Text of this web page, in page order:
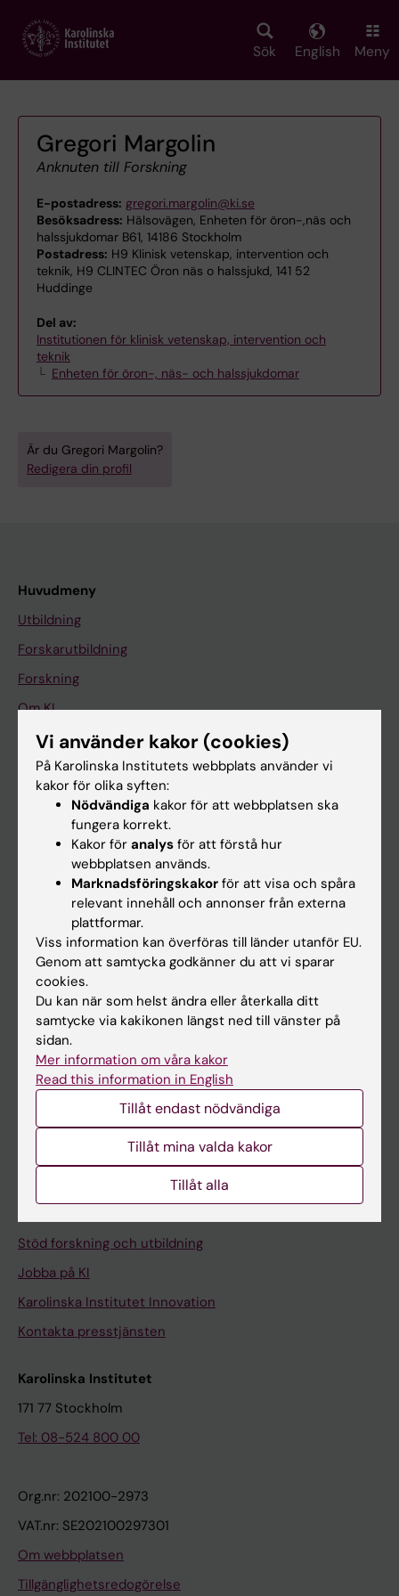
main
Sök English Meny
Gregori Margolin
Anknuten till Forskning
E-postadress: gregori.margolin@ki.se
Besöksadress: Hälsovägen, Enheten för öron-,näs och
halssjukdomar B61, 14186 Stockholm
Postadress: H9 Klinisk vetenskap, intervention och
teknik, H9 CLINTEC Öron näs o halssjukd, 141 52
Huddinge
Del av:
Institutionen för klinisk vetenskap, intervention och
teknik
Enheten för öron-, näs- och halssjukdomar
Är du Gregori Margolin?
Redigera din profil
Huvudmeny
Utbildning
Forskarutbildning
Forskning
Om KI
På gång
Nyheter
Kalender
Schema
Studentmejlen
Kurs- och programwebbar
Student på KI
Medarbetarportalen
Stöd forskning och utbildning
Jobba på KI
Karolinska Institutet Innovation
Kontakta presstjänsten
Karolinska Institutet
171 77 Stockholm
Tel: 08-524 800 00
Org.nr: 202100-2973
VAT.nr: SE202100297301
Om webbplatsen
Tillgänglighetsredogörelse
Vi använder kakor (cookies)
På Karolinska Institutets webbplats använder vi
kakor för olika syften:
Nödvändiga kakor för att webbplatsen ska
fungera korrekt.
Kakor för analys för att förstå hur
webbplatsen används.
Marknadsföringskakor för att visa och spåra
relevant innehåll och annonser från externa
plattformar.
Viss information kan överföras till länder utanför EU.
Genom att samtycka godkänner du att vi sparar
cookies.
Du kan när som helst ändra eller återkalla ditt
samtycke via kakikonen längst ned till vänster på
sidan.
Mer information om våra kakor
Read this information in English
Tillåt endast nödvändiga
Tillåt mina valda kakor
Tillåt alla